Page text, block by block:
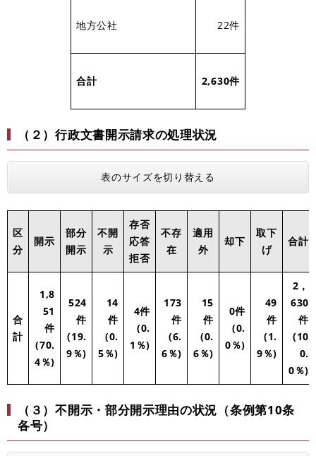
地方公社 22件
合計 2,630件
（２）行政文書開示請求の処理状況
表のサイズを切り替える
区
分
開示
部分
開示
不開
示
存否
応答
拒否
不存
在
適用
外
却下
取下
げ
合計
合
計
1,8
51
件
(70.
4％)
524
件
(19.
9％)
14
件
(0.
5％)
4件
(0.
1％)
173
件
(6.
6％)
15
件
(0.
6％)
0件
(0.
0％)
49
件
(1.
9％)
2，
630
件
(10
0.
0％)
（３）不開示・部分開示理由の状況（条例第10条
各号）